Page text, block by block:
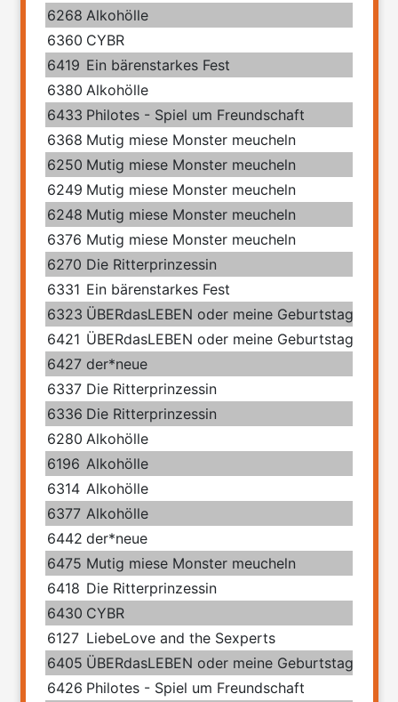
6268 Alkohölle
6360 CYBR
6419 Ein bärenstarkes Fest
6380 Alkohölle
6433 Philotes - Spiel um Freundschaft
6368 Mutig miese Monster meucheln
6250 Mutig miese Monster meucheln
6249 Mutig miese Monster meucheln
6248 Mutig miese Monster meucheln
6376 Mutig miese Monster meucheln
6270 Die Ritterprinzessin
6331 Ein bärenstarkes Fest
6323 ÜBERdasLEBEN oder meine Geburtstage mit
6421 ÜBERdasLEBEN oder meine Geburtstage mit
6427 der*neue
6337 Die Ritterprinzessin
6336 Die Ritterprinzessin
6280 Alkohölle
6196 Alkohölle
6314 Alkohölle
6377 Alkohölle
6442 der*neue
6475 Mutig miese Monster meucheln
6418 Die Ritterprinzessin
6430 CYBR
6127 LiebeLove and the Sexperts
6405 ÜBERdasLEBEN oder meine Geburtstage mit
6426 Philotes - Spiel um Freundschaft